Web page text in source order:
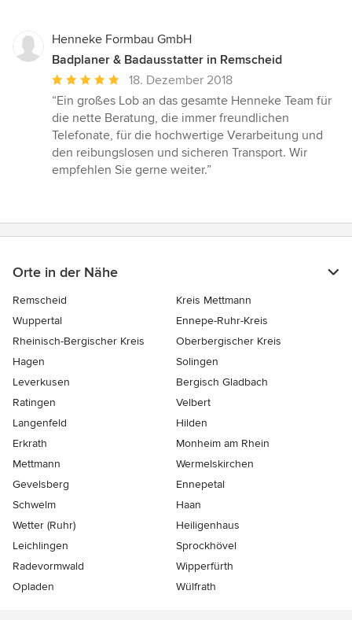
Henneke Formbau GmbH
Badplaner & Badausstatter in Remscheid
Durchschnittliche
Bewertung:
5
von
5
Sternen
18. Dezember 2018
“Ein großes Lob an das gesamte Henneke Team für
die nette Beratung, die immer freundlichen
Telefonate, für die hochwertige Verarbeitung und
den reibungslosen und sicheren Transport. Wir
empfehlen Sie gerne weiter.”
Orte in der Nähe
Remscheid
Kreis Mettmann
Wuppertal
Ennepe-Ruhr-Kreis
Rheinisch-Bergischer Kreis
Oberbergischer Kreis
Hagen
Solingen
Leverkusen
Bergisch Gladbach
Ratingen
Velbert
Langenfeld
Hilden
Erkrath
Monheim am Rhein
Mettmann
Wermelskirchen
Gevelsberg
Ennepetal
Schwelm
Haan
Wetter (Ruhr)
Heiligenhaus
Leichlingen
Sprockhövel
Radevormwald
Wipperfürth
Opladen
Wülfrath